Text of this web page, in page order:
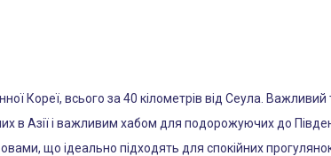
Кореї, всього за 40 кілометрів від Сеула. Важливий
в Азії і важливим хабом для подорожуючих до
що ідеально підходять для спокійних